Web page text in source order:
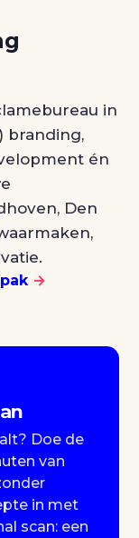
in
branding,
én
Den
→
Doe de
van
in met
scan: een